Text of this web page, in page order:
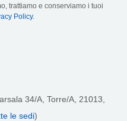
trattiamo e conserviamo i tuoi
Policy.
34/A, Torre/A, 21013,
le sedi)